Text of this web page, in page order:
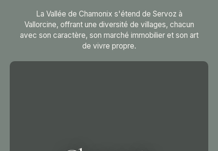
La Vallée de Chamonix s'étend de Servoz à
Vallorcine, offrant une diversité de villages, chacun
avec son caractère, son marché immobilier et son art
de vivre propre.